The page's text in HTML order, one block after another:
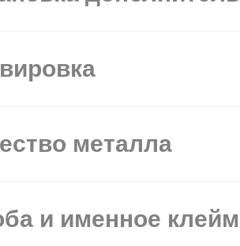
металла
и именное